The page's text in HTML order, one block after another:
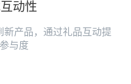
动性
产品，通过礼品互动提
与度